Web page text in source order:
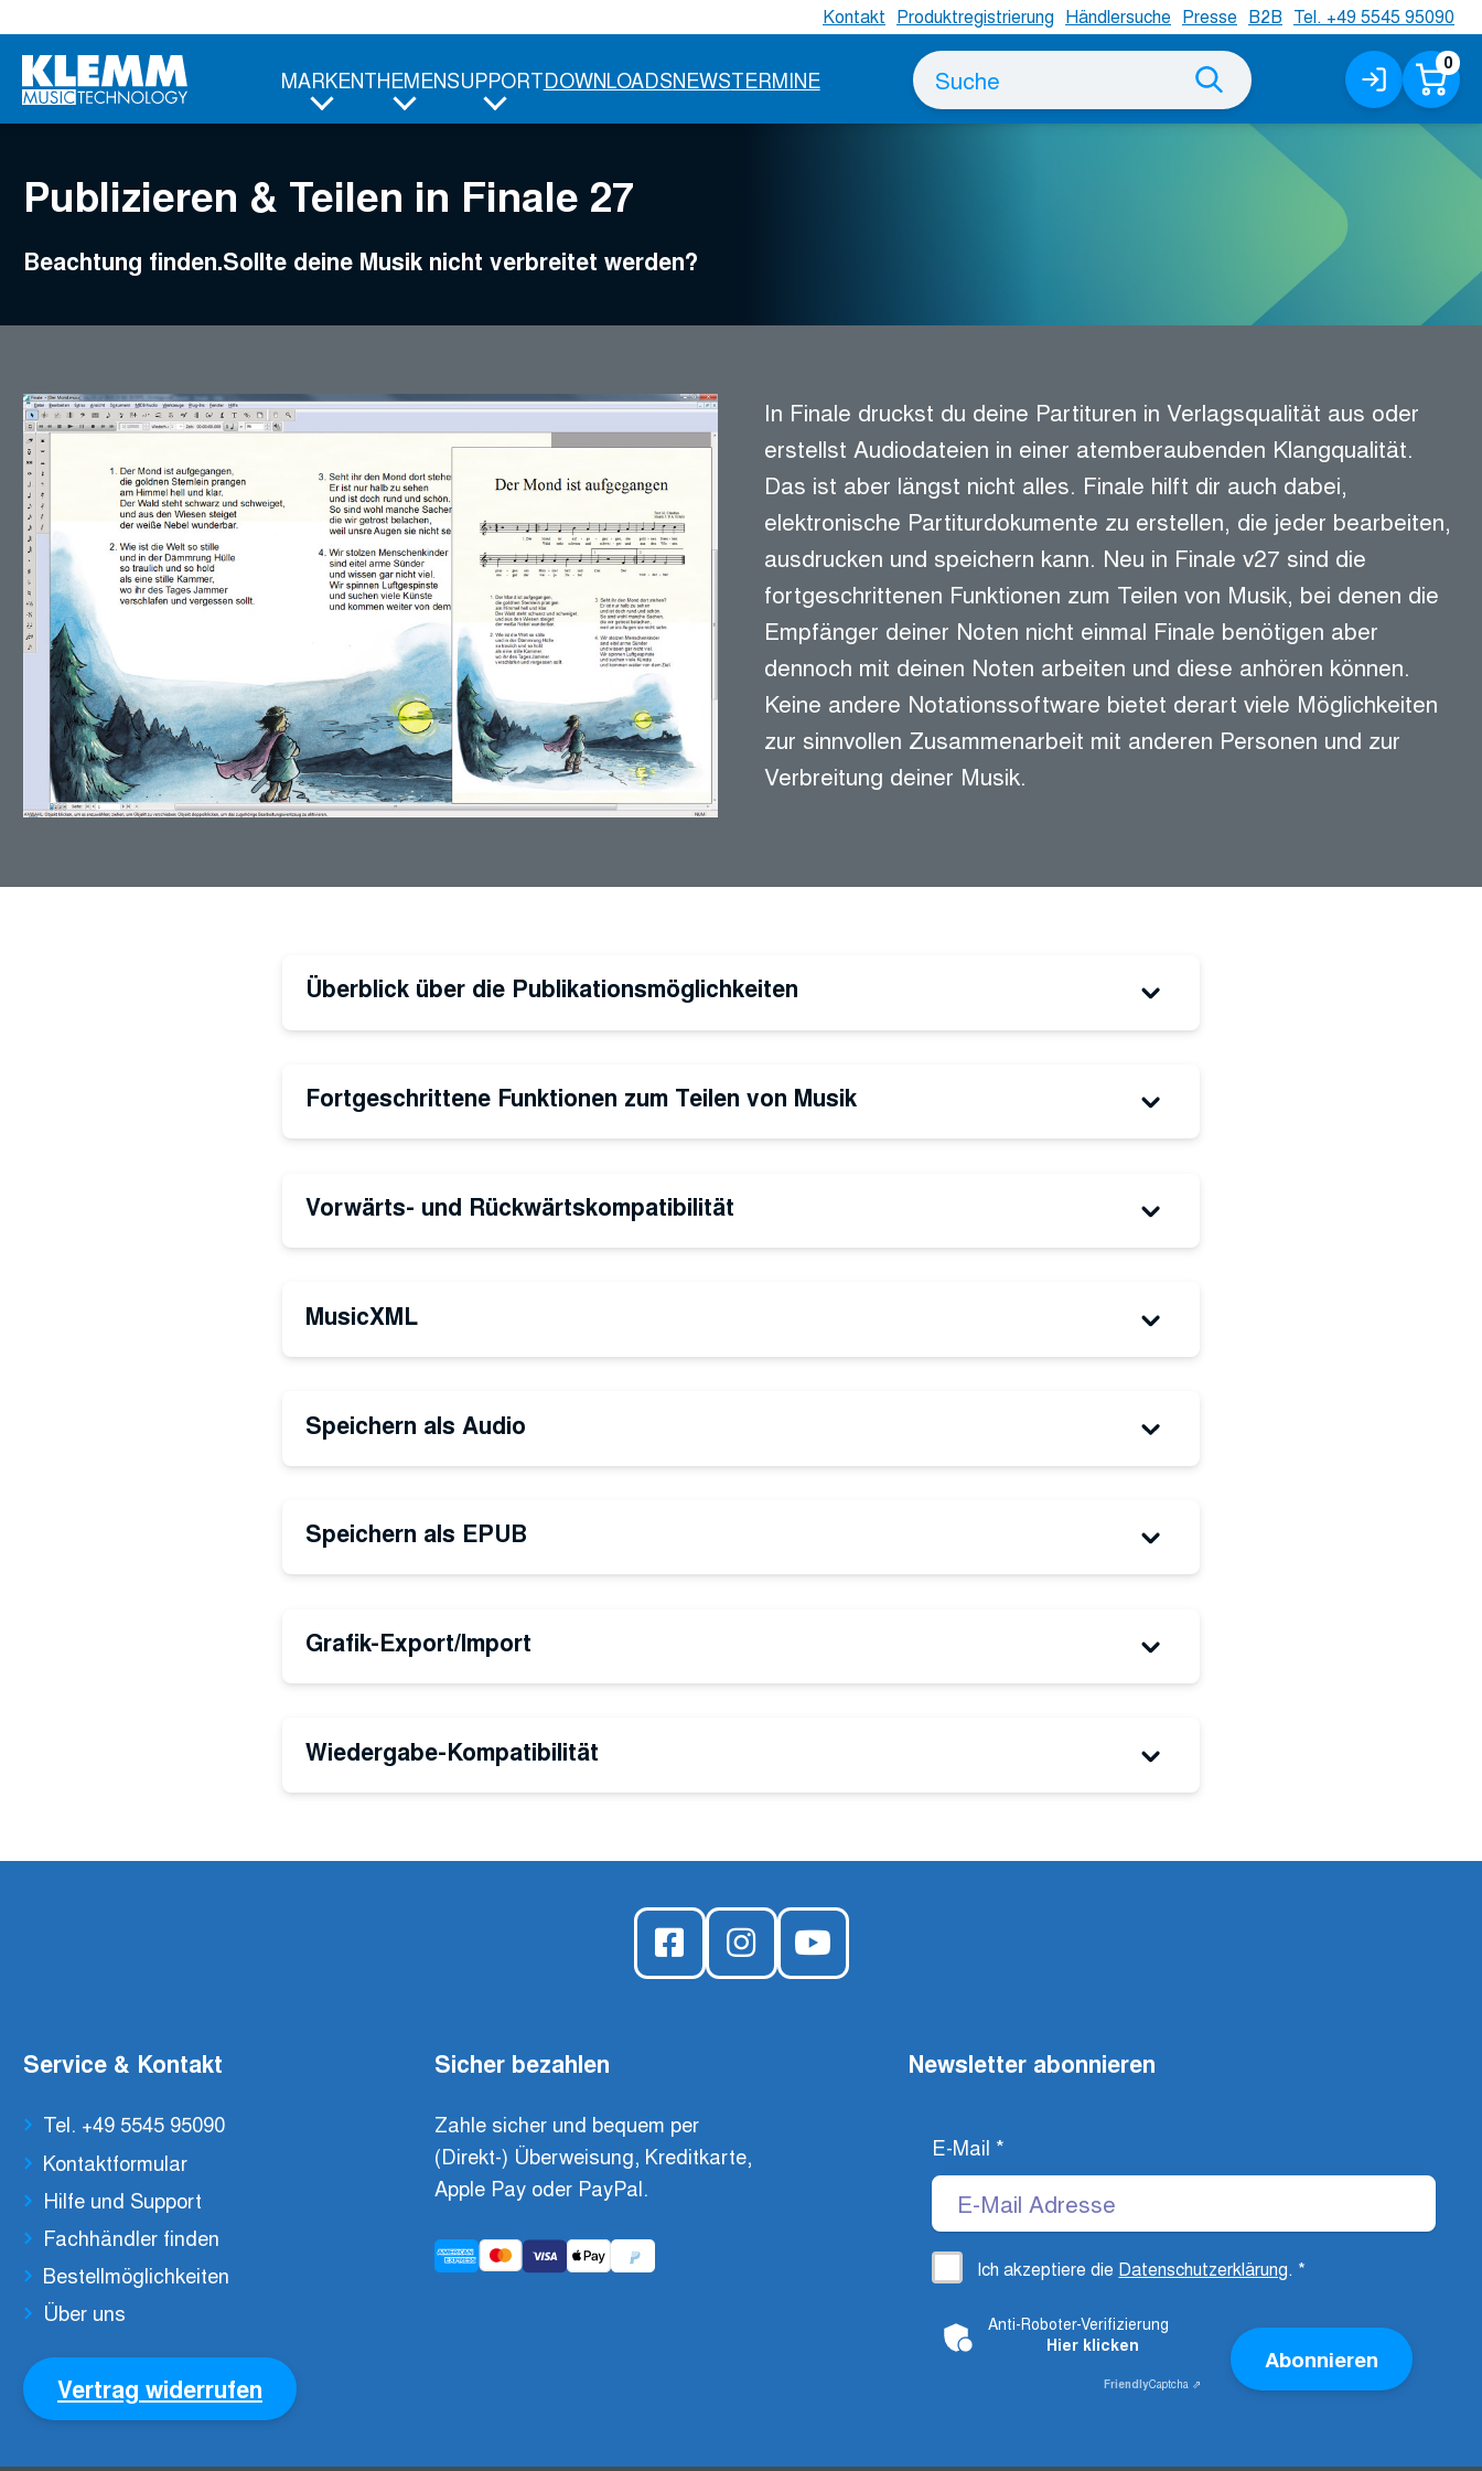
Hauptinhalt
Kontakt Produktregistrierung Händlersuche Presse B2B Tel. +49 5545 95090
MARKENTHEMENSUPPORTDOWNLOADSNEWSTERMINE
Suche
nach
Suche
/
0
Publizieren & Teilen in Finale 27
Beachtung finden.Sollte deine Musik nicht verbreitet werden?
In Finale druckst du deine Partituren in Verlagsqualität aus oder
erstellst Audiodateien in einer atemberaubenden Klangqualität.
Das ist aber längst nicht alles. Finale hilft dir auch dabei,
elektronische Partiturdokumente zu erstellen, die jeder bearbeiten,
ausdrucken und speichern kann. Neu in Finale v27 sind die
fortgeschrittenen Funktionen zum Teilen von Musik, bei denen die
Empfänger deiner Noten nicht einmal Finale benötigen aber
dennoch mit deinen Noten arbeiten und diese anhören können.
Keine andere Notationssoftware bietet derart viele Möglichkeiten
zur sinnvollen Zusammenarbeit mit anderen Personen und zur
Verbreitung deiner Musik.
Überblick über die Publikationsmöglichkeiten
Fortgeschrittene Funktionen zum Teilen von Musik
Vorwärts- und Rückwärtskompatibilität
MusicXML
Speichern als Audio
Speichern als EPUB
Grafik-Export/Import
Wiedergabe-Kompatibilität
Service & Kontakt
Tel. +49 5545 95090
Kontaktformular
Hilfe und Support
Fachhändler finden
Bestellmöglichkeiten
Über uns
Vertrag widerrufen
Sicher bezahlen
Zahle sicher und bequem per
(Direkt-) Überweisung, Kreditkarte,
Apple Pay oder PayPal.
Newsletter abonnieren
E-Mail *
Ich akzeptiere die Datenschutzerklärung. *
Anti-Roboter-Verifizierung
Hier klicken
FriendlyCaptcha ⇗
Abonnieren